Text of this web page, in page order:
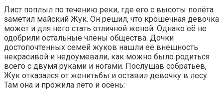
Лист поплыл по течению реки, где его с высоты полёта
заметил майский Жук. Он решил, что крошечная девочка
может и для него стать отличной женой. Однако её не
одобрили остальные члены общества. Дочки
достопочтенных семей жуков нашли её внешность
некрасивой и недоумевали, как можно было родиться
всего с двумя руками и ногами. Послушав собратьев,
Жук отказался от женитьбы и оставил девочку в лесу.
Там она и прожила лето и осень: